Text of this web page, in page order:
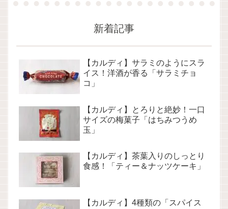
新着記事
【カルディ】サラミのようにスラ
イス！洋酒が香る「サラミチョ
コ」
【カルディ】とろりと絶妙！一口
サイズの梅菓子「はちみつうめ
玉」
【カルディ】茶葉入りのしっとり
食感！「ティー＆ナッツケーキ」
【カルディ】4種類の「スパイス